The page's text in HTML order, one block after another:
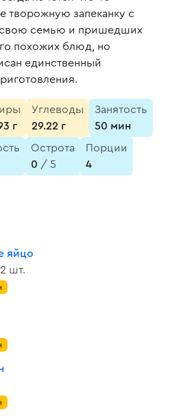
творожную запеканку с
свою семью и пришедших
похожих блюд, но
единственный
г
Углеводы
29.22 г
Занятость
50 мин
Острота
0 / 5
Порции
4
яйцо
шт.